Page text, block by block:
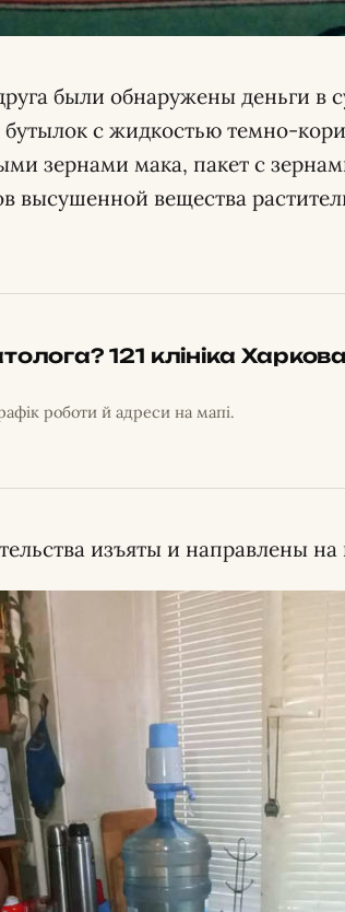
были обнаружены деньги в
с жидкостью темно-
зернами мака, пакет с
высушенной вещества
121 клініка
роботи й адреси на мапі.
изъяты и направлены на